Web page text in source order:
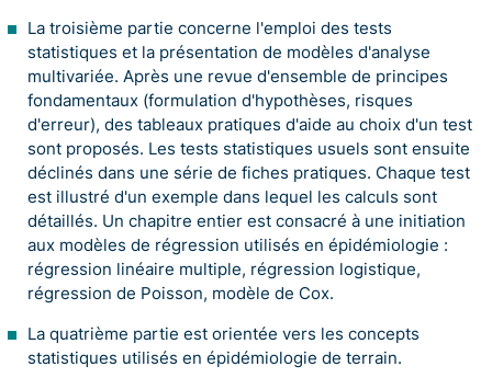
La troisième partie concerne l'emploi des tests
statistiques et la présentation de modèles d'analyse
multivariée. Après une revue d'ensemble de principes
fondamentaux (formulation d'hypothèses, risques
d'erreur), des tableaux pratiques d'aide au choix d'un test
sont proposés. Les tests statistiques usuels sont ensuite
déclinés dans une série de fiches pratiques. Chaque test
est illustré d'un exemple dans lequel les calculs sont
détaillés. Un chapitre entier est consacré à une initiation
aux modèles de régression utilisés en épidémiologie :
régression linéaire multiple, régression logistique,
régression de Poisson, modèle de Cox.
La quatrième partie est orientée vers les concepts
statistiques utilisés en épidémiologie de terrain.